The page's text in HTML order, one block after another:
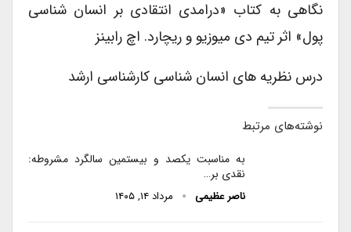
نگاهی به کتاب «درامدی انتقادی بر انسان شناسی
پول» اثر تیم دی میوزیو و ریچارد. اچ رابینز
درس نظریه های انسان شناسی کارشناسی ارشد
نوشته‌های مرتبط
به مناسبت یکصد و بیستمین سالگرد مشروطه:
نقدی بر…
ناصر عظیمی مرداد ۱۴, ۱۴۰۵